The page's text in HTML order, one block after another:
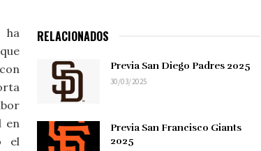
RELACIONADOS
Previa San Diego Padres 2025
30/03/2025
Previa San Francisco Giants
2025
ha
en
el